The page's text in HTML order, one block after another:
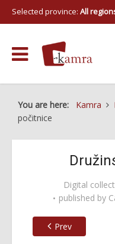
Selected province: All
You are here: Kamra
počitnice
Digital
published by
Prev